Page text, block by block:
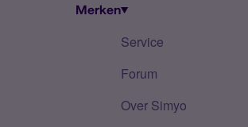
Merken
Service
Forum
Over Simyo